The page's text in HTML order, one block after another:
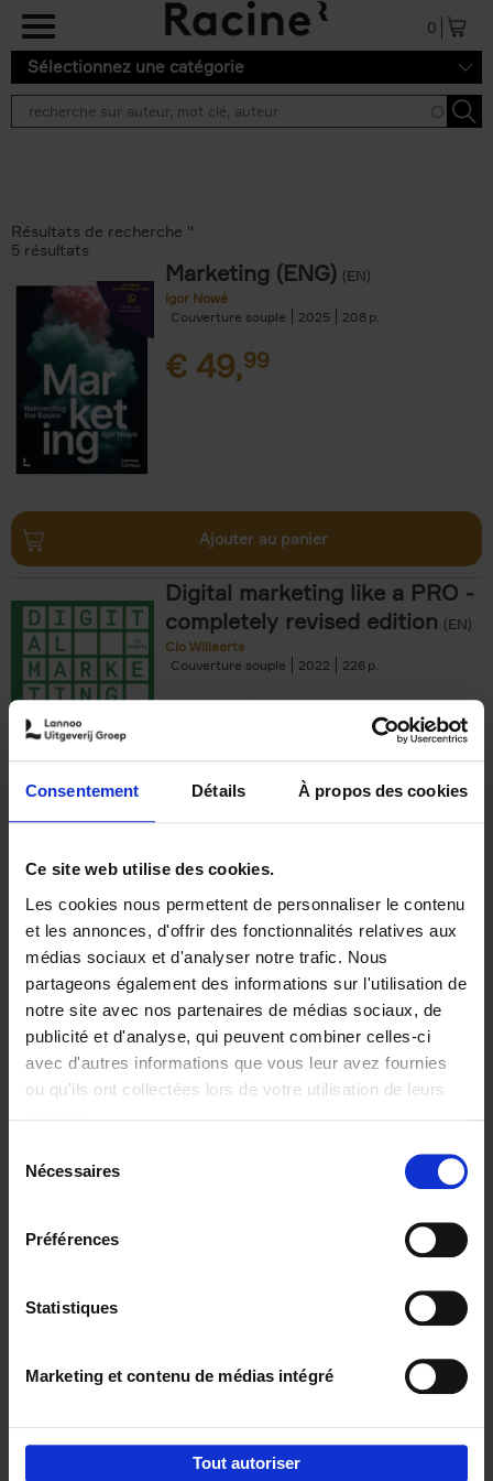
Consentement Détails À propos des cookies
Ce site web utilise des cookies.
Les cookies nous permettent de personnaliser le contenu
et les annonces, d'offrir des fonctionnalités relatives aux
médias sociaux et d'analyser notre trafic. Nous
partageons également des informations sur l'utilisation de
notre site avec nos partenaires de médias sociaux, de
publicité et d'analyse, qui peuvent combiner celles-ci
avec d'autres informations que vous leur avez fournies
ou qu'ils ont collectées lors de votre utilisation de leurs
Nécessaires
Préférences
Statistiques
Marketing et contenu de médias intégré
Tout autoriser
Aller au contenu principal
0
Sélectionnez une catégorie
Résultats de recherche ''
5 résultats
Marketing (ENG) (EN)
Igor Nowé
Couverture souple
2025 208
€ 49,99
Ajouter au panier
Digital marketing like a PRO -
completely revised edition (EN)
Clo Willaerts
Couverture souple
2022 226
€35,50
The Offer You Can't
Refuse
Steven Van Belleghem
Couverture souple
2020 256
€37,50
Building Bonds = Building